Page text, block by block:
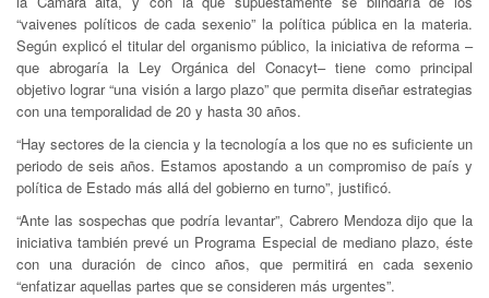
“vaivenes políticos de cada sexenio” la política pública en la materia.
Según explicó el titular del organismo público, la iniciativa de reforma –
que abrogaría la Ley Orgánica del Conacyt– tiene como principal
objetivo lograr “una visión a largo plazo” que permita diseñar estrategias
con una temporalidad de 20 y hasta 30 años.
“Hay sectores de la ciencia y la tecnología a los que no es suficiente un
periodo de seis años. Estamos apostando a un compromiso de país y
política de Estado más allá del gobierno en turno”, justificó.
“Ante las sospechas que podría levantar”, Cabrero Mendoza dijo que la
iniciativa también prevé un Programa Especial de mediano plazo, éste
con una duración de cinco años, que permitirá en cada sexenio
“enfatizar aquellas partes que se consideren más urgentes”.